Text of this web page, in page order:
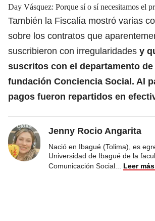
Day Vásquez: Porque sí o sí necesitamos el
También la Fiscalía mostró varias
sobre los contratos que
suscribieron con irregularidades y
suscritos con el departamento
fundación Conciencia Social. Al
pagos fueron repartidos en
Jenny Rocio Angarita
Nació en Ibagué (Tolima), es
Universidad de Ibagué de la
Comunicación Social
Leer más